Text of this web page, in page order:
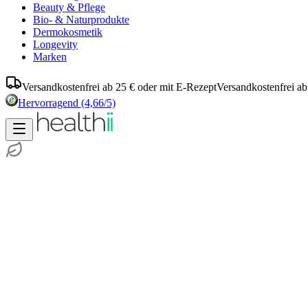
Beauty & Pflege
Bio- & Naturprodukte
Dermokosmetik
Longevity
Marken
Versandkostenfrei ab 25 € oder mit E-RezeptVersandkostenfrei
Hervorragend (4,66/5)